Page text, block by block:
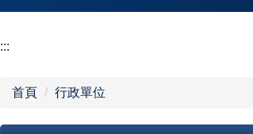
:::
首頁 行政單位